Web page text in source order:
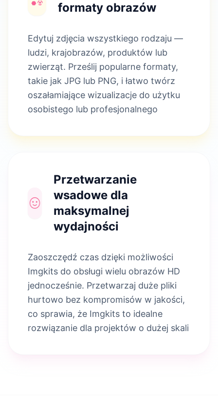
formaty obrazów
Edytuj zdjęcia wszystkiego rodzaju —
ludzi, krajobrazów, produktów lub
zwierząt. Prześlij popularne formaty,
takie jak JPG lub PNG, i łatwo twórz
oszałamiające wizualizacje do użytku
osobistego lub profesjonalnego
Przetwarzanie
wsadowe dla
maksymalnej
wydajności
Zaoszczędź czas dzięki możliwości
Imgkits do obsługi wielu obrazów HD
jednocześnie. Przetwarzaj duże pliki
hurtowo bez kompromisów w jakości,
co sprawia, że Imgkits to idealne
rozwiązanie dla projektów o dużej skali